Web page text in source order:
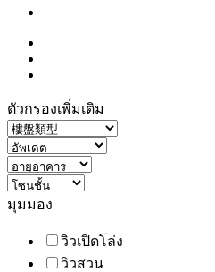
ตัวกรองเพิ่มเติม
มุมมอง
วิวเปิดโล่ง
วิวสวน